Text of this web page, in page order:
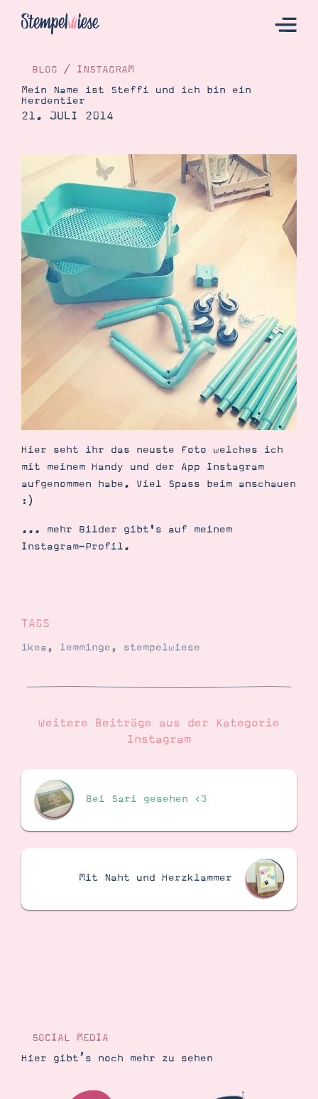
Hier Starten
Bestellen
Kontakt
Angebote
Demonstrator werden
Gutscheine
Produkte erklärt
Über Stampin’ Up!
Suche Impressum Datenschutz
BLOG / INSTAGRAM
Mein Name ist Steffi und ich bin ein
Herdentier
21. JULI 2014
Hier seht ihr das neuste Foto welches ich
mit meinem Handy und der App Instagram
aufgenommen habe. Viel Spass beim anschauen
:)
... mehr Bilder gibt's auf meinem
Instagram-Profil.
TAGS
ikea, lemminge, stempelwiese
Weitere Beiträge aus der Kategorie
Instagram
Bei Sari gesehen <3
Mit Naht und Herzklammer
SOCIAL MEDIA
Hier gibt’s noch mehr zu sehen